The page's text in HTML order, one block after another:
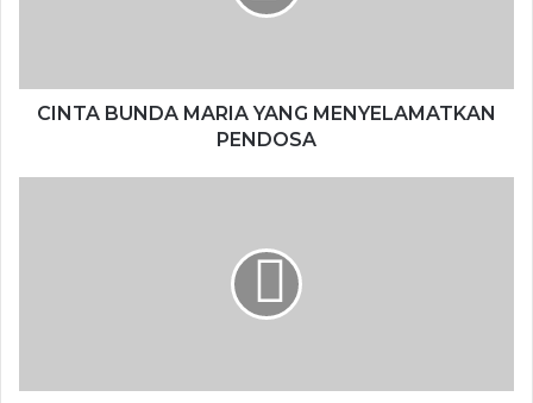
CINTA BUNDA MARIA YANG MENYELAMATKAN
PENDOSA